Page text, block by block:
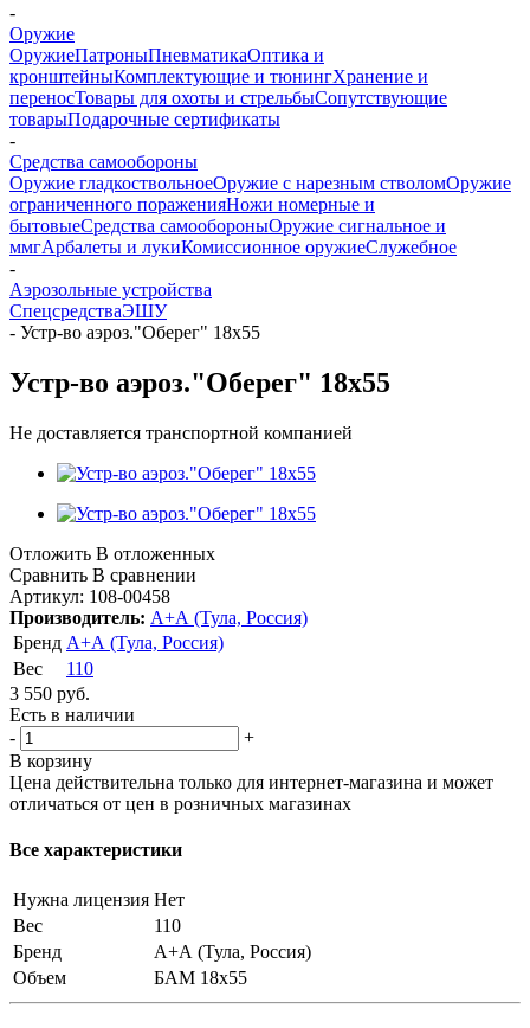
-
Оружие
ОружиеПатроныПневматикаОптика и
кронштейныКомплектующие и тюнингХранение и
переносТовары для охоты и стрельбыСопутствующие
товарыПодарочные сертификаты
-
Средства самообороны
Оружие гладкоствольноеОружие с нарезным стволомОружие
ограниченного пораженияНожи номерные и
бытовыеСредства самообороныОружие сигнальное и
ммгАрбалеты и лукиКомиссионное оружиеСлужебное
-
Аэрозольные устройства
СпецсредстваЭШУ
- Устр-во аэроз."Оберег" 18х55
Устр-во аэроз."Оберег" 18х55
Не доставляется транспортной компанией
Отложить В отложенных
Сравнить В сравнении
Артикул: 108-00458
Производитель: А+А (Тула, Россия)
Бренд А+А (Тула, Россия)
Вес
110
3 550 руб.
Есть в наличии
-
+
В корзину
Цена действительна только для интернет-магазина и может
отличаться от цен в розничных магазинах
Все характеристики
Нужна лицензия Нет
Вес
110
Бренд
А+А (Тула, Россия)
Объем
БАМ 18x55